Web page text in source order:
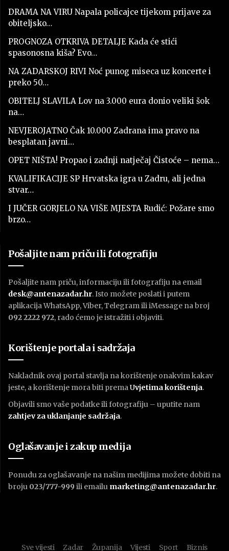
DRAMA NA VIRU Napala policajce tijekom prijave za
obiteljsko…
PROGNOZA OTKRIVA DETALJE Kada će stići
spasonosna kiša? Evo…
NA ZADARSKOJ RIVI Noć punog miseca uz koncerte i
preko 50…
OBITELJ SLAVILA Lov na 3.000 eura donio veliki šok
na…
NEVJEROJATNO Čak 10.000 Zadrana ima pravo na
besplatan javni…
OPET NIŠTA! Propao i zadnji natječaj Čistoće – nema…
KVALIFIKACIJE SP Hrvatska igra u Zadru, ali jedna
stvar…
I JUČER GORJELO NA VIŠE MJESTA Rudić: Požare smo
brzo…
Pošaljite nam priču ili fotografiju
Pošaljite nam priču, informaciju ili fotografiju na email
desk@antenazadar.hr. Isto možete poslati i putem
aplikacija WhatsApp, Viber, Telegram ili iMessage na broj
092 2222 972, rado ćemo je istražiti i objaviti.
Korištenje portala i sadržaja
Nakladnik ovaj portal stavlja na korištenje onakvim kakav
jeste, a korištenje mora biti premaUvjetima korištenja.
Objavili smo vaše podatke ili fotografiju – uputite nam
zahtjev za uklanjanje sadržaja.
Oglašavanje i zakup medija
Ponudu za oglašavanje na našim medijima možete dobiti na
broju 023/777-999 ili emailu marketing@antenazadar.hr.
Sve vijesti Zadar Županija Vijesti Sport Biznis